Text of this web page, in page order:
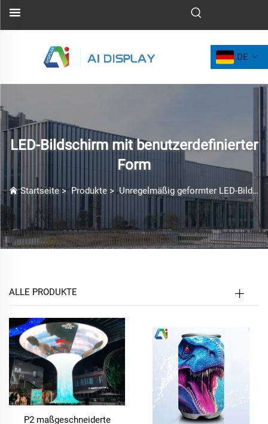
DE
LED-Bildschirm mit benutzerdefinierter
Form
Startseite>Produkte>Unregelmäßig geformter LED-Bildschirm
ALLE PRODUKTE
P2 maßgeschneiderte